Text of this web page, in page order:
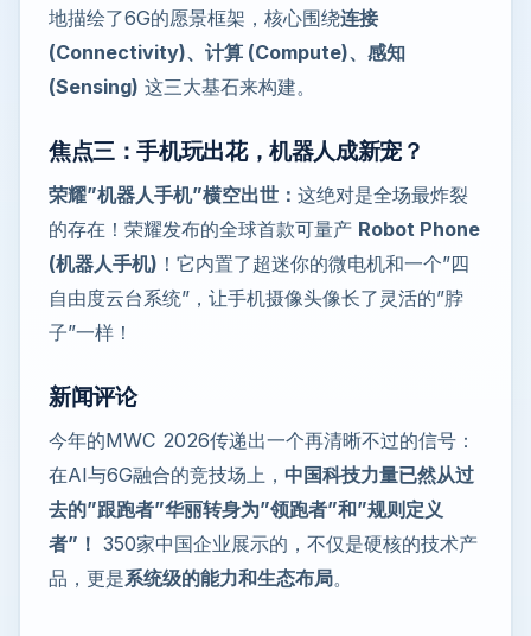
地描绘了6G的愿景框架，核心围绕连接
(Connectivity)、计算 (Compute)、感知
(Sensing) 这三大基石来构建。
焦点三：手机玩出花，机器人成新宠？
荣耀”机器人手机”横空出世： 这绝对是全场最炸裂
的存在！荣耀发布的全球首款可量产 Robot Phone
(机器人手机) ！它内置了超迷你的微电机和一个”四
自由度云台系统”，让手机摄像头像长了灵活的”脖
子”一样！
新闻评论
今年的MWC 2026传递出一个再清晰不过的信号：
在AI与6G融合的竞技场上， 中国科技力量已然从过
去的”跟跑者”华丽转身为”领跑者”和”规则定义
者”！ 350家中国企业展示的，不仅是硬核的技术产
品，更是系统级的能力和生态布局。